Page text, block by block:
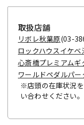
取扱店舗
リボレ秋葉原(03-
ロックハウスイケベ
心斎橋プレミアムギ
ワールドペダルパー
※店頭の在庫状況
い合わせください。